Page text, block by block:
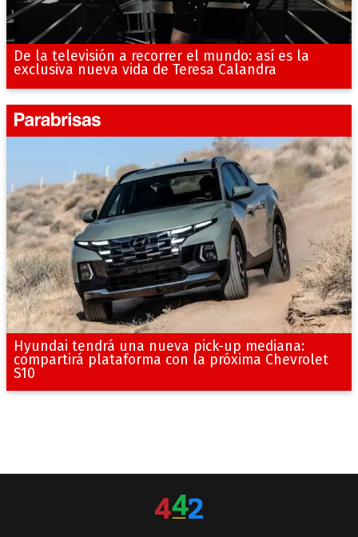
De la televisión a recorrer el mundo: así es la
exclusiva nueva vida de Teresa Calandra
Hyundai tendrá una nueva pick-up mediana:
compartirá plataforma con la próxima Chevrolet
S10